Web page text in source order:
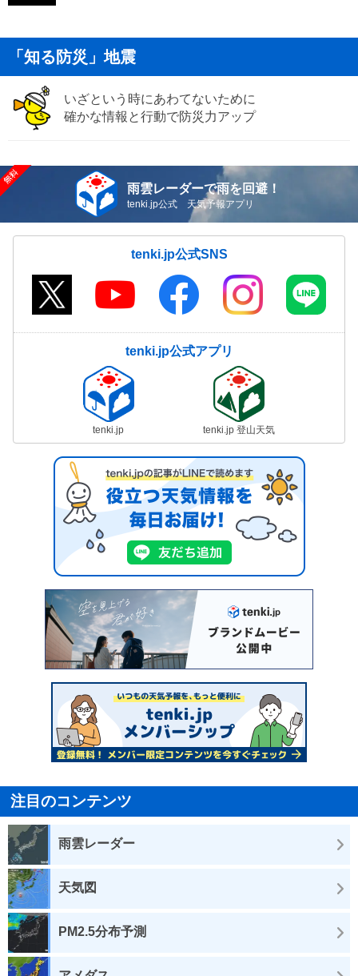
「知る防災」地震
いざという時にあわてないために
確かな情報と行動で防災力アップ
雨雲レーダーで雨を回避！
tenki.jp公式 天気予報アプリ
tenki.jp公式SNS
tenki.jp公式アプリ
tenki.jp tenki.jp 登山天気
注目のコンテンツ
雨雲レーダー
天気図
PM2.5分布予測